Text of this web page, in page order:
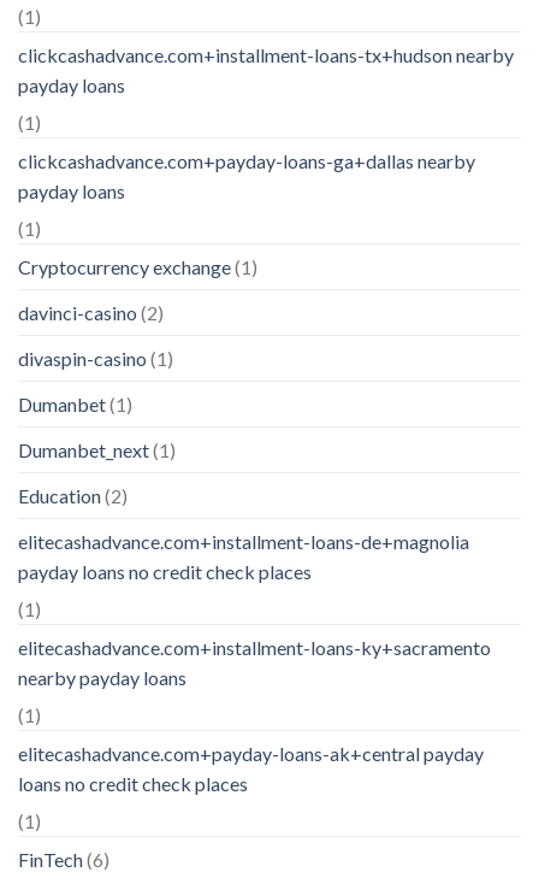
(1)
clickcashadvance.com+installment-loans-tx+hudson nearby
payday loans
(1)
clickcashadvance.com+payday-loans-ga+dallas nearby
payday loans
(1)
Cryptocurrency exchange(1)
davinci-casino (2)
divaspin-casino (1)
Dumanbet(1)
Dumanbet_next(1)
Education(2)
elitecashadvance.com+installment-loans-de+magnolia
payday loans no credit check places
(1)
elitecashadvance.com+installment-loans-ky+sacramento
nearby payday loans
(1)
elitecashadvance.com+payday-loans-ak+central payday
loans no credit check places
(1)
FinTech(6)